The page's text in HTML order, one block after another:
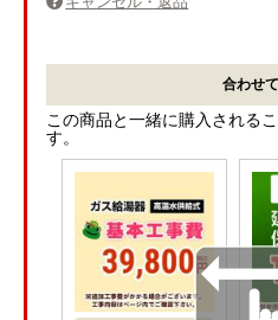
合わせ
この商品と一緒に購入される
す。